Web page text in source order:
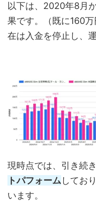
以下は、2020年8月
果です。（既に160
在は入金を停止し、
現時点では、引き続き
トパフォーム しており
います。